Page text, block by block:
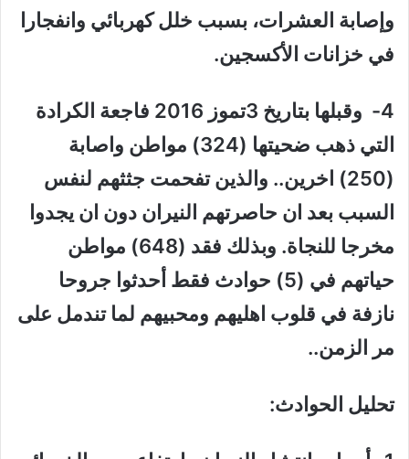
وإصابة العشرات، بسبب خلل كهربائي وانفجارا
في خزانات الأكسجين.
4- وقبلها بتاريخ 3تموز 2016 فاجعة الكرادة
التي ذهب ضحيتها (324) مواطن واصابة
(250) اخرين.. والذين تفحمت جثثهم لنفس
السبب بعد ان حاصرتهم النيران دون ان يجدوا
مخرجا للنجاة. وبذلك فقد (648) مواطن
حياتهم في (5) حوادث فقط أحدثوا جروحا
نازفة في قلوب اهليهم ومحبيهم لما تندمل على
مر الزمن..
تحليل الحوادث: